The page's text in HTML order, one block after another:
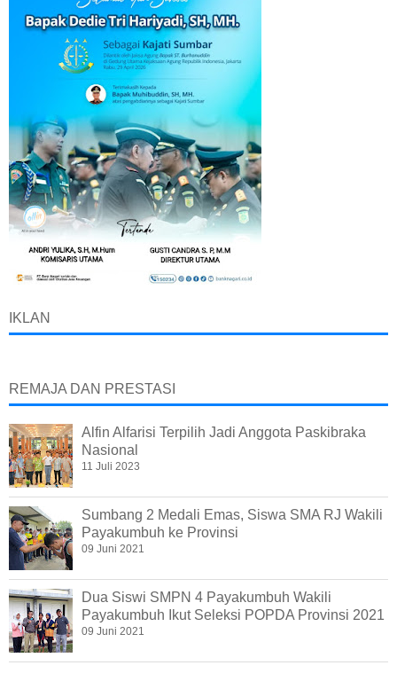
IKLAN
REMAJA DAN PRESTASI
Alfin Alfarisi Terpilih Jadi Anggota Paskibraka
Nasional
11 Juli 2023
Sumbang 2 Medali Emas, Siswa SMA RJ Wakili
Payakumbuh ke Provinsi
09 Juni 2021
Dua Siswi SMPN 4 Payakumbuh Wakili
Payakumbuh Ikut Seleksi POPDA Provinsi 2021
09 Juni 2021